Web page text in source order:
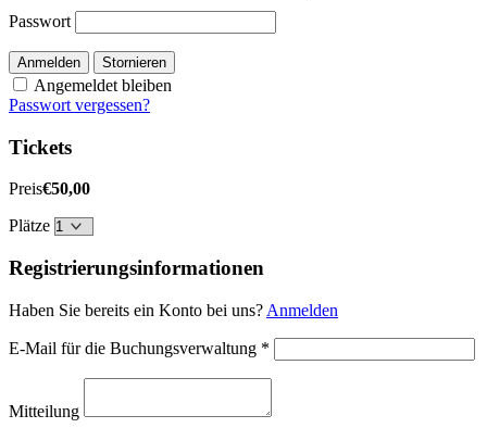
Passwort
Anmelden Stornieren
Angemeldet bleiben
Passwort vergessen?
Tickets
Preis€50,00
Plätze
Registrierungsinformationen
Haben Sie bereits ein Konto bei uns? Anmelden
E-Mail für die Buchungsverwaltung *
Mitteilung